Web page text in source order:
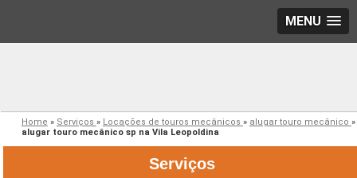
MENU
Home » Serviços » Locações de touros mecânicos » alugar touro mecânico »
alugar touro mecânico sp na Vila Leopoldina
Serviços